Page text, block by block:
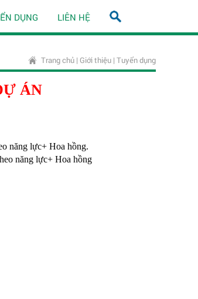
DỤNG LIÊN HỆ
Trang chủ | Giới thiệu | Tuyển dụng
ÁN
năng lực+ Hoa hồng.
năng lực+ Hoa hồng